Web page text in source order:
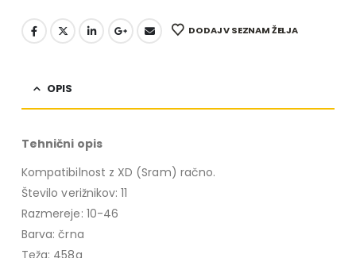
DODAJ V SEZNAM ŽELJA
OPIS
Tehnični opis
Kompatibilnost z XD (Sram) račno.
Število verižnikov: 11
Razmereje: 10-46
Barva: črna